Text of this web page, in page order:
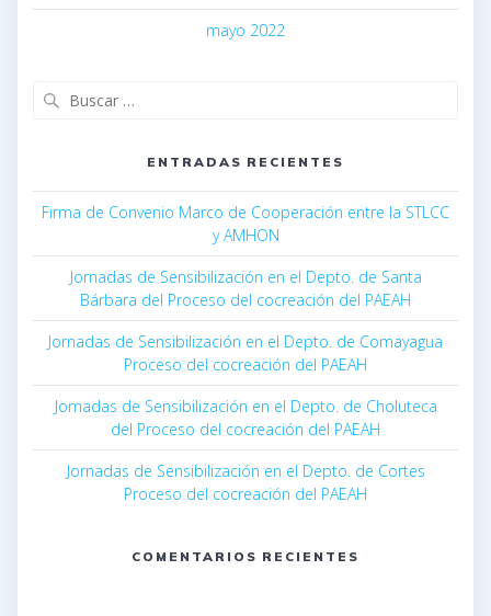
mayo 2022
ENTRADAS RECIENTES
Firma de Convenio Marco de Cooperación entre la STLCC
y AMHON
Jornadas de Sensibilización en el Depto. de Santa
Bárbara del Proceso del cocreación del PAEAH
Jornadas de Sensibilización en el Depto. de Comayagua
Proceso del cocreación del PAEAH
Jornadas de Sensibilización en el Depto. de Choluteca
del Proceso del cocreación del PAEAH
Jornadas de Sensibilización en el Depto. de Cortes
Proceso del cocreación del PAEAH
COMENTARIOS RECIENTES